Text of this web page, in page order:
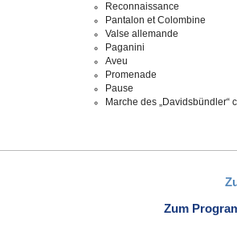
Reconnaissance
Pantalon et Colombine
Valse allemande
Paganini
Aveu
Promenade
Pause
Marche des „Davidsbündler“
Zum